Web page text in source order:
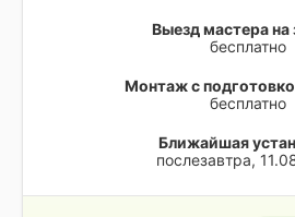
Выезд мастера на
бесплатно
Монтаж с
бесплатно
Ближайшая
послезавтра,